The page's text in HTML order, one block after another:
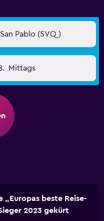
Pablo (SVQ)
Mittags
„Europas beste Reise-
2023 gekürt